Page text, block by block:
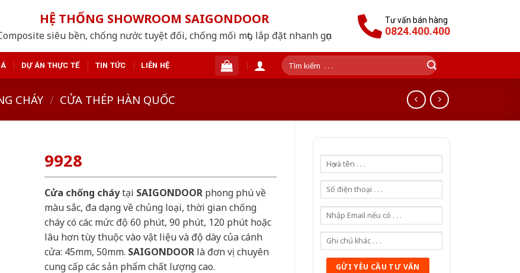
HỆ THỐNG SHOWROOM SAIGONDOOR
siêu bền, chống nước tuyệt đối, chống mối mọt, lắp đặt nhanh gọn
Tư vấn bán hàng
0824.400.400
DỰ ÁN THỰC TẾ TIN TỨC LIÊN HỆ
Tìm
kiếm:
CHÁY / CỬA THÉP HÀN QUỐC
9928
Cửa chống cháytại SAIGONDOORphong phú về
màu sắc, đa dạng về chủng loại, thời gian chống
cháy có các mức độ 60 phút, 90 phút, 120 phút hoặc
lâu hơn tùy thuộc vào vật liệu và độ dày của cánh
cửa: 45mm, 50mm. SAIGONDOORlà đơn vị chuyên
cung cấp các sản phẩm chất lượng cao.